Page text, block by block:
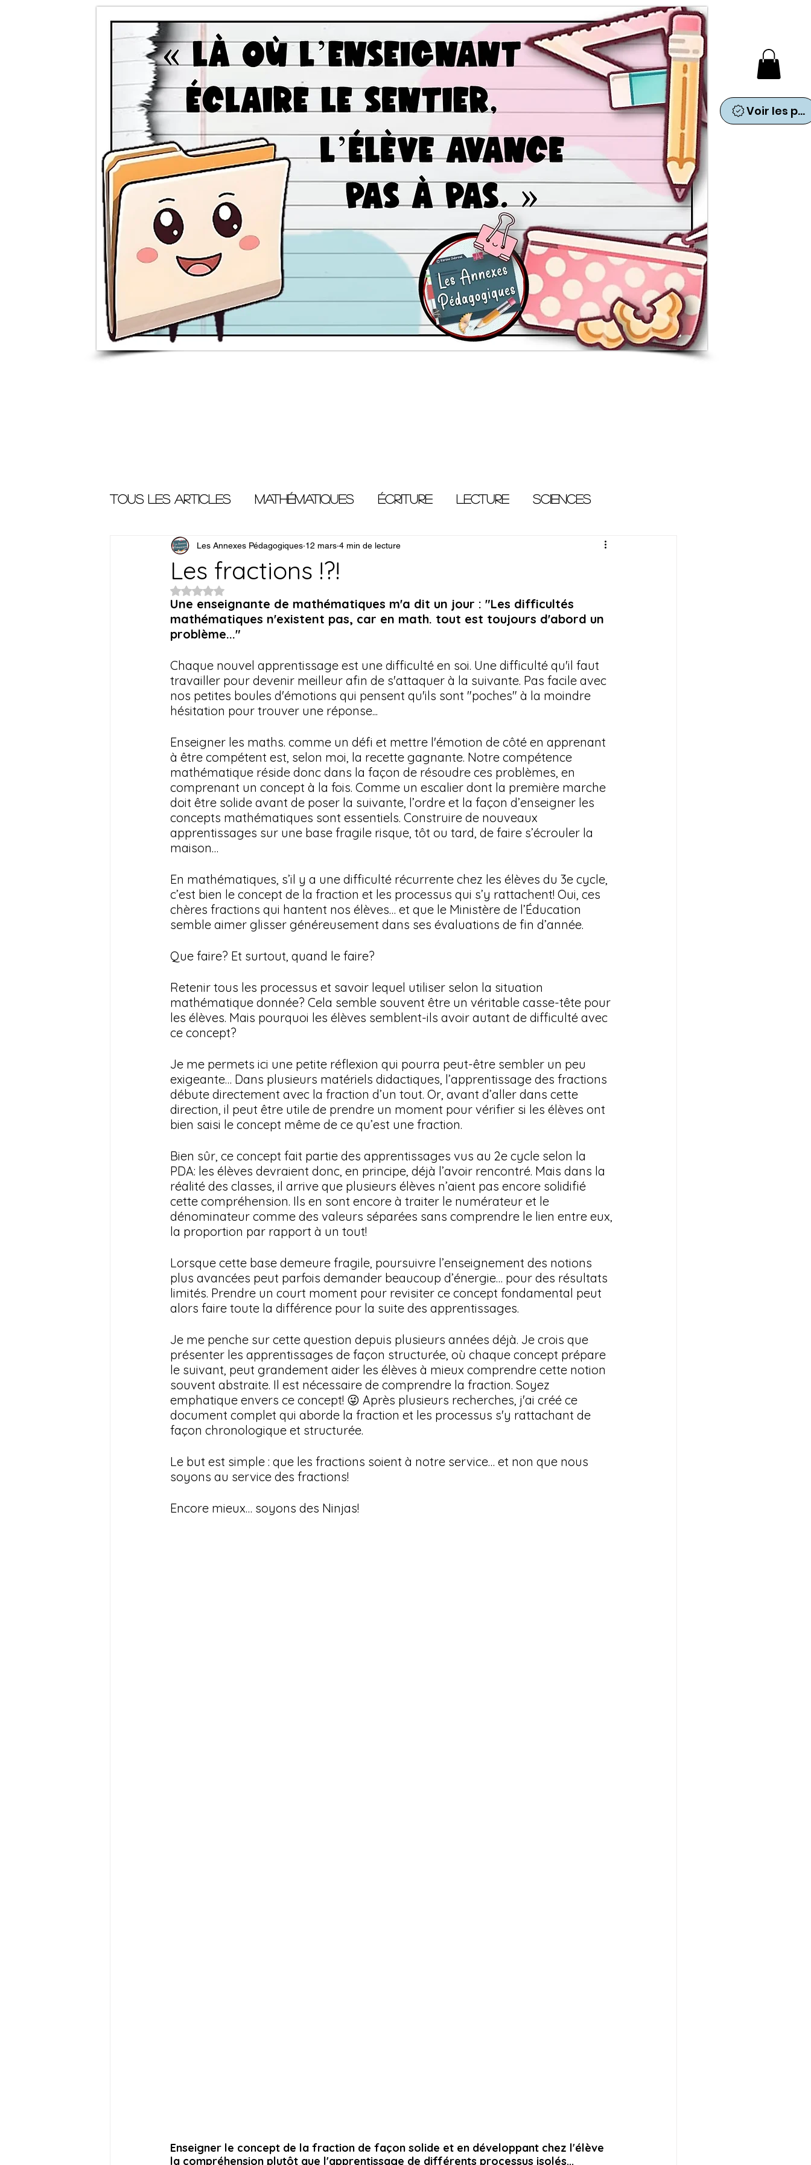
Voir les points
Tous les articles Mathématiques Écriture Lecture Sciences
Comportement, gestion de classe Éthique et réflexion
Organisation scolaire
Affichage
Français Évaluation formative Noël
Les fractions !?!
Les Annexes Pédagogiques 12 mars 4 min de lecture
Noté NaN étoiles sur 5.
Une enseignante de mathématiques m'a dit un jour : "Les difficultés
mathématiques n'existent pas, car en math. tout est toujours d'abord un
problème..."
Chaque nouvel apprentissage est une difficulté en soi. Une difficulté qu'il faut
travailler pour devenir meilleur afin de s'attaquer à la suivante. Pas facile avec
nos petites boules d'émotions qui pensent qu'ils sont "poches" à la moindre
hésitation pour trouver une réponse...
Enseigner les maths. comme un défi et mettre l'émotion de côté en apprenant
à être compétent est, selon moi, la recette gagnante. Notre compétence
mathématique réside donc dans la façon de résoudre ces problèmes, en
comprenant un concept à la fois. Comme un escalier dont la première marche
doit être solide avant de poser la suivante, l’ordre et la façon d’enseigner les
concepts mathématiques sont essentiels. Construire de nouveaux
apprentissages sur une base fragile risque, tôt ou tard, de faire s’écrouler la
maison…
En mathématiques, s’il y a une difficulté récurrente chez les élèves du 3e cycle,
c’est bien le concept de la fraction et les processus qui s’y rattachent! Oui, ces
chères fractions qui hantent nos élèves… et que le Ministère de l’Éducation
semble aimer glisser généreusement dans ses évaluations de fin d’année.
Que faire? Et surtout, quand le faire?
Retenir tous les processus et savoir lequel utiliser selon la situation
mathématique donnée? Cela semble souvent être un véritable casse-tête pour
les élèves. Mais pourquoi les élèves semblent-ils avoir autant de difficulté avec
ce concept?
Je me permets ici une petite réflexion qui pourra peut-être sembler un peu
exigeante… Dans plusieurs matériels didactiques, l’apprentissage des fractions
débute directement avec la fraction d’un tout. Or, avant d’aller dans cette
direction, il peut être utile de prendre un moment pour vérifier si les élèves ont
bien saisi le concept même de ce qu’est une fraction.
Bien sûr, ce concept fait partie des apprentissages vus au 2e cycle selon la
PDA: les élèves devraient donc, en principe, déjà l’avoir rencontré. Mais dans la
réalité des classes, il arrive que plusieurs élèves n’aient pas encore solidifié
cette compréhension. Ils en sont encore à traiter le numérateur et le
dénominateur comme des valeurs séparées sans comprendre le lien entre eux,
la proportion par rapport à un tout!
Lorsque cette base demeure fragile, poursuivre l’enseignement des notions
plus avancées peut parfois demander beaucoup d’énergie… pour des résultats
limités. Prendre un court moment pour revisiter ce concept fondamental peut
alors faire toute la différence pour la suite des apprentissages.
Je me penche sur cette question depuis plusieurs années déjà. Je crois que
présenter les apprentissages de façon structurée, où chaque concept prépare
le suivant, peut grandement aider les élèves à mieux comprendre cette notion
souvent abstraite. Il est nécessaire de comprendre la fraction. Soyez
emphatique envers ce concept! 😜 Après plusieurs recherches, j'ai créé ce
document complet qui aborde la fraction et les processus s'y rattachant de
façon chronologique et structurée.
Le but est simple : que les fractions soient à notre service… et non que nous
soyons au service des fractions!
Encore mieux… soyons des Ninjas!
Enseigner le concept de la fraction de façon solide et en développant chez l'élève
la compréhension plutôt que l'apprentissage de différents processus isolés...